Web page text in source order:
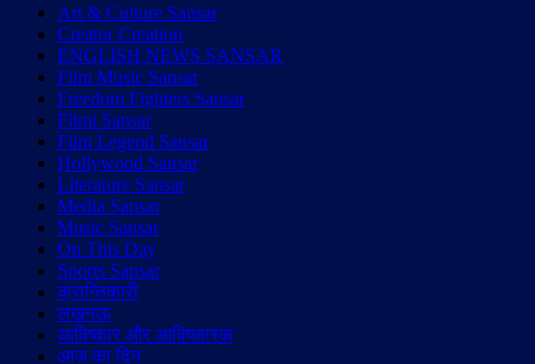
Art & Culture Sansar
Creator Creation
ENGLISH NEWS SANSAR
Film Music Sansar
Freedom Fighters Sansar
Filmi Sansar
Film Legend Sansar
Hollywood Sansar
Literature Sansar
Media Sansar
Music Sansar
On This Day
Sports Sansar
क्रान्तिकारी
लखनऊ
आविष्कार और आविष्कारक
आज का दिन